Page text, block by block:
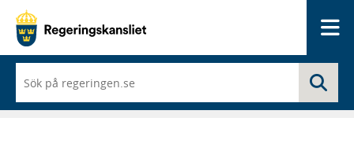
du
börjar
skriva